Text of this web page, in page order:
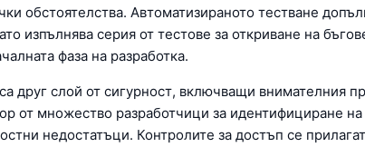
обстоятелства. Автоматизираното тестване
изпълнява серия от тестове за откриване на
фаза на разработка.
друг слой от сигурност, включващи внимателния
от множество разработчици за идентифициране на
недостатъци. Контролите за достъп се